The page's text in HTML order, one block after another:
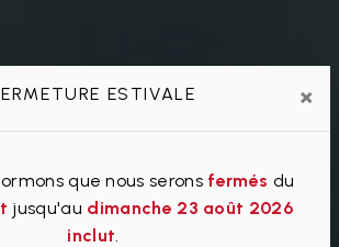
ESTIVALE ×
que nous serons fermés du
jusqu'au dimanche 23 août 2026
inclut.